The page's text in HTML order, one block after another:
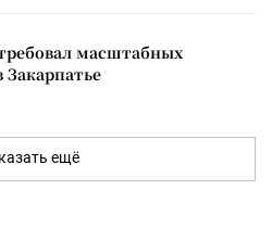
масштабных
Закарпатье
ещё